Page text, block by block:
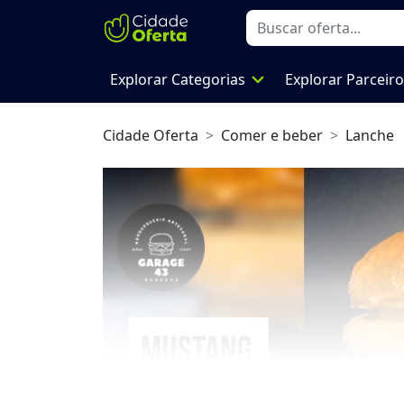
Explorar Categorias expand_more Explorar
Cidade Oferta Comer e beber Lanche